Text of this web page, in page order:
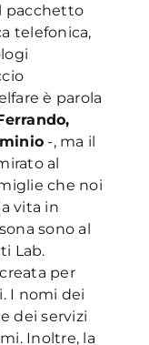
pacchetto
telefonica,
è parola
-, ma il
al
che noi
vita in
sono al
Lab.
per
I nomi dei
dei servizi
Inoltre, la